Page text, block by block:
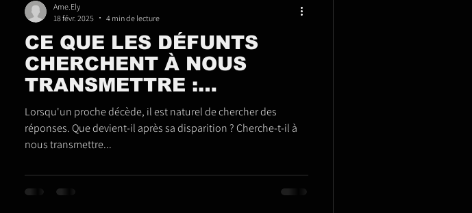
CE QUE LES DÉFUNTS
CHERCHENT À NOUS
TRANSMETTRE :
Comprendre les messages
de l'au-delà
Lorsqu'un proche décède, il est naturel de chercher des
réponses. Que devient-il après sa disparition ? Cherche-t-il à
nous transmettre...
Ame.Ely
18 févr. 2025
4 min de lecture